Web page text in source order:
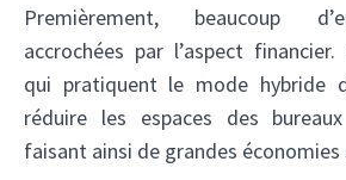
Premièrement, beaucoup
accrochées par l’aspect
qui pratiquent le mode hybride
réduire les espaces des
faisant ainsi de grandes économies